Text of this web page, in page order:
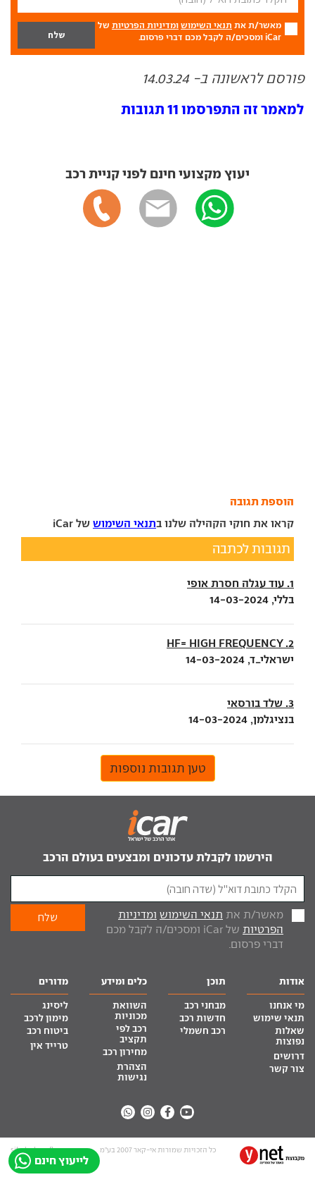
מאשר/ת את תנאי השימוש ומדיניות הפרטיות של
iCar ומסכים/ה לקבל מכם דברי פרסום.
פורסם לראשונה ב- 14.03.24
למאמר זה התפרסמו 11 תגובות
יעוץ מקצועי חינם לפני קניית רכב
הוספת תגובה
קראו את חוקי הקהילה שלנו בתנאי השימוש של iCar
תגובות לכתבה
1. עוד עגלה חסרת אופי
בללי, 14-03-2024
2. HF= HIGH FREQUENCY
ישראלי_ד, 14-03-2024
3. שלד בורסאי
בנציגלמן, 14-03-2024
טען תגובות נוספות
לייעוץ חינם
הירשמו לקבלת עדכונים ומבצעים בעולם הרכב
מאשר/ת את תנאי השימוש ומדיניות
הפרטיות
של iCar ומסכים/ה לקבל מכם
דברי פרסום.
אודות
מי אנחנו
תנאי שימוש
שאלות
נפוצות
דרושים
צור קשר
תוכן
מבחני רכב
חדשות רכב
רכב חשמלי
כלים ומידע
השוואת
מכוניות
רכב לפי
תקציב
מחירון רכב
הצהרת
נגישות
מדורים
ליסינג
מימון לרכב
ביטוח רכב
טרייד אין
כל הזכויות שמורות אי-קאר 2007 בע”מ site by tq.soft